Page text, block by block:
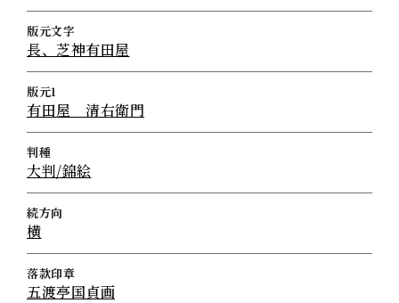
版元文字
長、芝神有田屋
版元1
有田屋 清右衛門
判種
大判/錦絵
続方向
横
落款印章
五渡亭国貞画